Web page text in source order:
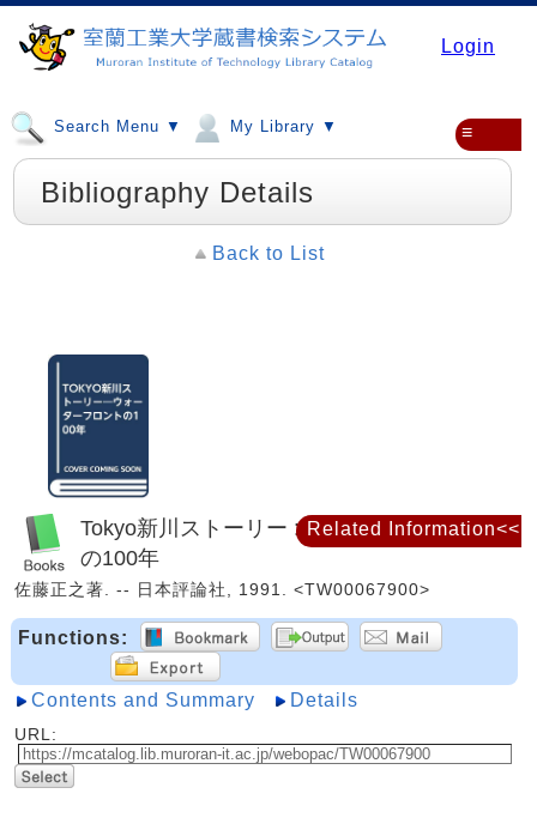
Login
Search Menu ▼ My Library ▼ ≡
Bibliography Details
Back to List
Tokyo新川ストーリー : ウォーターフロント
の100年
佐藤正之著. -- 日本評論社, 1991. <TW00067900>
Functions:
Contents and Summary Details
URL:
Related Information<<